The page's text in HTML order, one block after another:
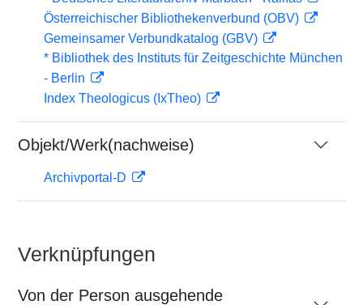
Österreichischer Bibliothekenverbund (OBV)
Gemeinsamer Verbundkatalog (GBV)
* Bibliothek des Instituts für Zeitgeschichte München
- Berlin
Index Theologicus (IxTheo)
Objekt/Werk(nachweise)
Archivportal-D
Verknüpfungen
Von der Person ausgehende